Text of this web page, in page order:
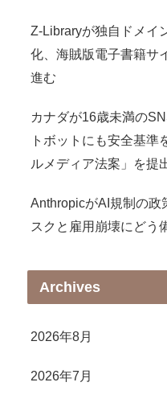
Z-Libraryが独自ドメイ
化、海賊版電子書籍サ
進む
カナダが16歳未満の
トボットにも安全基準
ルメディア法案」を提
AnthropicがAI規制の政
スクと雇用崩壊にどう
Archives
2026年8月
2026年7月